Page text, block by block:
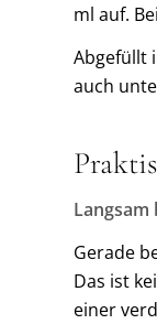
ml auf.
Abgefüllt
auch
Langsam
Gerade
Das ist
einer